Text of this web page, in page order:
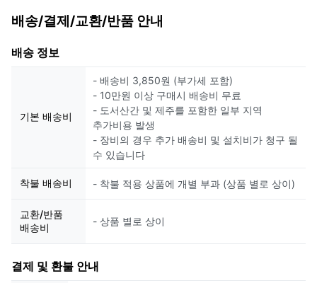
배송/결제/교환/반품 안내
배송 정보
기본 배송비
- 배송비 3,850원 (부가세 포함)
- 10만원 이상 구매시 배송비 무료
- 도서산간 및 제주를 포함한 일부 지역
추가비용 발생
- 장비의 경우 추가 배송비 및 설치비가 청구 될
수 있습니다
착불 배송비 - 착불 적용 상품에 개별 부과 (상품 별로 상이)
교환/반품
배송비
- 상품 별로 상이
결제 및 환불 안내